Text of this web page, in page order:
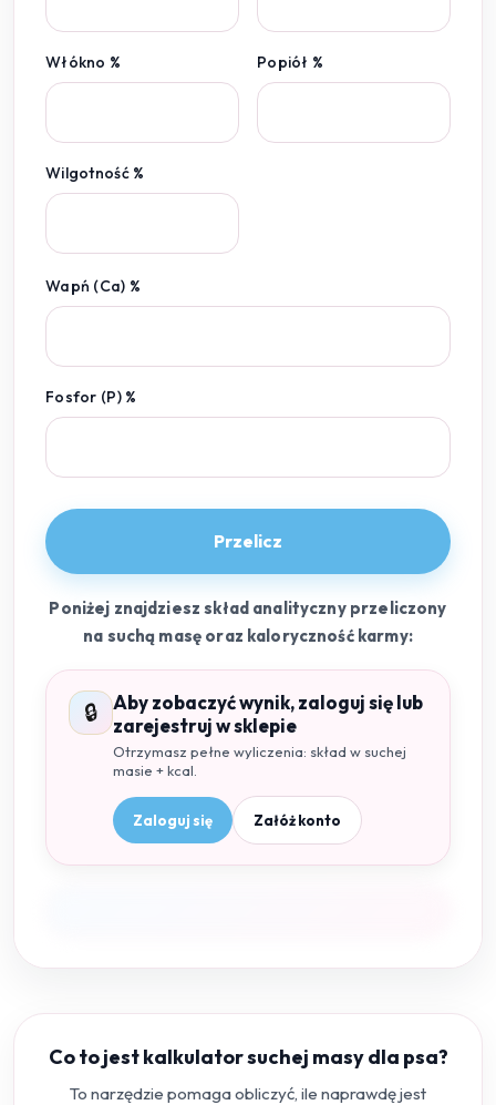
Włókno % Popiół %
Wilgotność %
Wapń (Ca) %
Fosfor (P) %
Przelicz
Poniżej znajdziesz skład analityczny przeliczony
na suchą masę oraz kaloryczność karmy:
🔒
Aby zobaczyć wynik, zaloguj się lub
zarejestruj w sklepie
Otrzymasz pełne wyliczenia: skład w suchej
masie + kcal.
Zaloguj się Załóż konto
Co to jest kalkulator suchej masy dla psa?
To narzędzie pomaga obliczyć, ile naprawdę jest